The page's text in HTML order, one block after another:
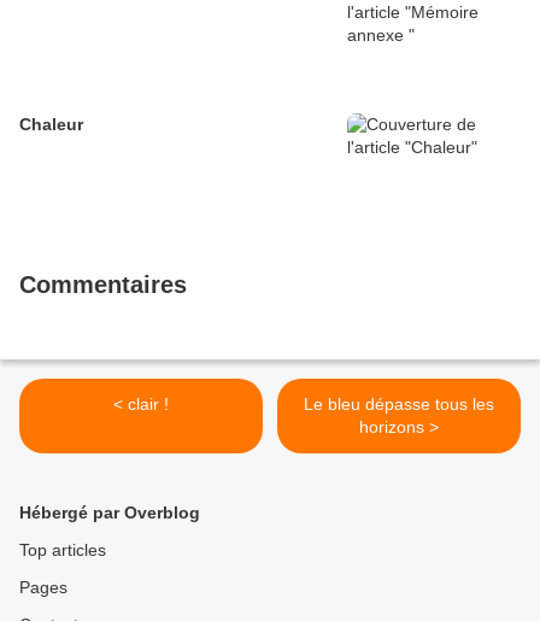
Chaleur
Commentaires
< clair !
Le bleu dépasse tous les
horizons >
Hébergé par Overblog
Top articles
Pages